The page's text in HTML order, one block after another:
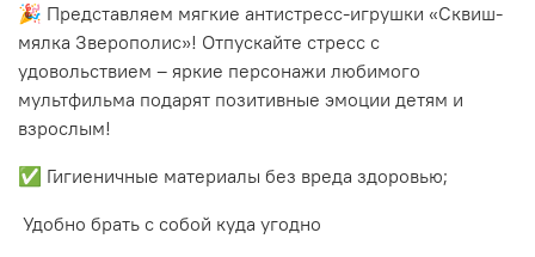
🎉 Представляем мягкие антистресс-игрушки «Сквиш-
мялка Зверополис»! Отпускайте стресс с
удовольствием – яркие персонажи любимого
мультфильма подарят позитивные эмоции детям и
взрослым!
✅ Гигиеничные материалы без вреда здоровью;
Удобно брать с собой куда угодно